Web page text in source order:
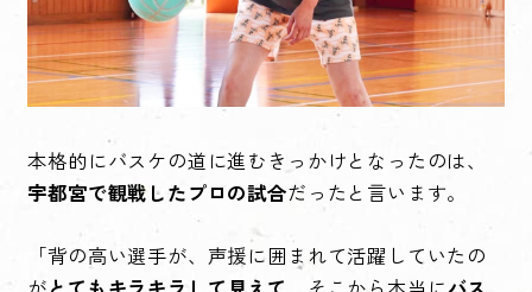
本格的にバスケの道に進むきっかけとなったのは、
宇都宮で観戦したプロの試合だったと言います。
「背の高い選手が、声援に囲まれて活躍していたの